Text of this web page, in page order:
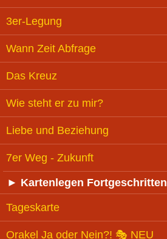
3er-Legung
Wann Zeit Abfrage
Das Kreuz
Wie steht er zu mir?
Liebe und Beziehung
7er Weg - Zukunft
► Kartenlegen Fortgeschritten
Tageskarte
Orakel Ja oder Nein?! 🎭 NEU